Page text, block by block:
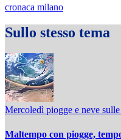
cronaca milano
Sullo stesso tema
Mercoledì piogge e neve
Maltempo con piogge,